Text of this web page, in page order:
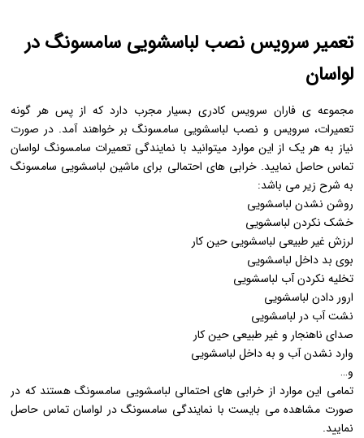
تعمیر سرویس نصب لباسشویی سامسونگ در
لواسان
مجموعه ی فاران سرویس کادری بسیار مجرب دارد که از پس هر گونه
تعمیرات، سرویس و نصب لباسشویی سامسونگ بر خواهند آمد. در صورت
نیاز به هر یک از این موارد میتوانید با نمایندگی تعمیرات سامسونگ لواسان
تماس حاصل نمایید. خرابی های احتمالی برای ماشین لباسشویی سامسونگ
به شرح زیر می باشد:
روشن نشدن لباسشویی
خشک نکردن لباسشویی
لرزش غیر طبیعی لباسشویی حین کار
بوی بد داخل لباسشویی
تخلیه نکردن آب لباسشویی
ارور دادن لباسشویی
نشت آب در لباسشویی
صدای ناهنجار و غیر طبیعی حین کار
وارد نشدن آب و به داخل لباسشویی
و…
تمامی این موارد از خرابی های احتمالی لباسشویی سامسونگ هستند که در
صورت مشاهده می بایست با نمایندگی سامسونگ در لواسان تماس حاصل
نمایید.